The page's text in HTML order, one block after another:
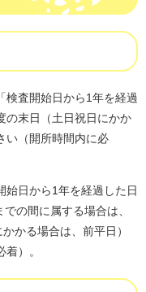
査開始日から1年を経過
の末日（土日祝日にかか
い（開所時間内に必
日から1年を経過した日
の間に属する場合は、
かる場合は、前平日）
）。